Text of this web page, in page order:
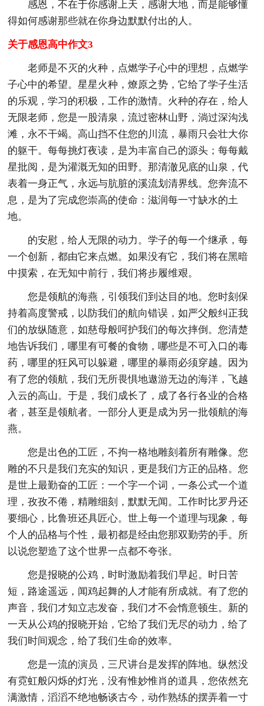
感恩，不在于你感谢上天，感谢大地，而是能够懂
得如何感谢那些就在你身边默默付出的人。
关于感恩高中作文3
老师是不灭的火种，点燃学子心中的理想，点燃学
子心中的希望。星星火种，燎原之势，它给了学子生活
的乐观，学习的积极，工作的激情。火种的存在，给人
无限老师，您是一股清泉，流过密林山野，淌过深沟浅
滩，永不干竭。高山挡不住您的川流，暴雨只会壮大你
的躯干。每每挑灯夜读，是为丰富自己的源头；每每戴
星批阅，是为灌溉无知的田野。那清澈见底的山泉，代
表着一身正气，永远与肮脏的溪流划清界线。您奔流不
息，是为了完成您崇高的使命：滋润每一寸缺水的土
地。
的安慰，给人无限的动力。学子的每一个继承，每
一个创新，都由它来点燃。如果没有它，我们将在黑暗
中摸索，在无知中前行，我们将步履维艰。
您是领航的海燕，引领我们到达目的地。您时刻保
持着高度警戒，以防我们的航向错误，如严父般纠正我
们的放纵随意，如慈母般呵护我们的每次摔倒。您清楚
地告诉我们，哪里有可餐的食物，哪些是不可入口的毒
药，哪里的狂风可以躲避，哪里的暴雨必须穿越。因为
有了您的领航，我们无所畏惧地遨游无边的海洋，飞越
入云的高山。于是，我们成长了，成了各行各业的合格
者，甚至是领航者。一部分人更是成为另一批领航的海
燕。
您是出色的工匠，不拘一格地雕刻着所有雕像。您
雕的不只是我们充实的知识，更是我们方正的品格。您
是世上最勤奋的工匠：一个字一个词，一条公式一个道
理，孜孜不倦，精雕细刻，默默无闻。工作时比罗丹还
要细心，比鲁班还具匠心。世上每一个道理与现象，每
个人的品格与个性，最初都是经由您那双勤劳的手。所
以说您塑造了这个世界一点都不夸张。
您是报晓的公鸡，时时激励着我们早起。时日苦
短，路途遥远，闻鸡起舞的人才能有所成就。有了您的
声音，我们才知立志发奋，我们才不会惰意顿生。新的
一天从公鸡的报晓开始，它给了我们无尽的动力，给了
我们时间观念，给了我们生命的效率。
您是一流的演员，三尺讲台是发挥的阵地。纵然没
有霓虹般闪烁的灯光，没有惟妙惟肖的道具，您依然充
满激情，滔滔不绝地畅谈古今，动作熟练的摆弄着一寸